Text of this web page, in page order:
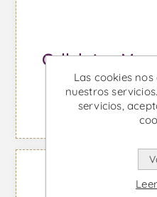
Callabriga
Desde
Las cookies
nuestros
servicios,